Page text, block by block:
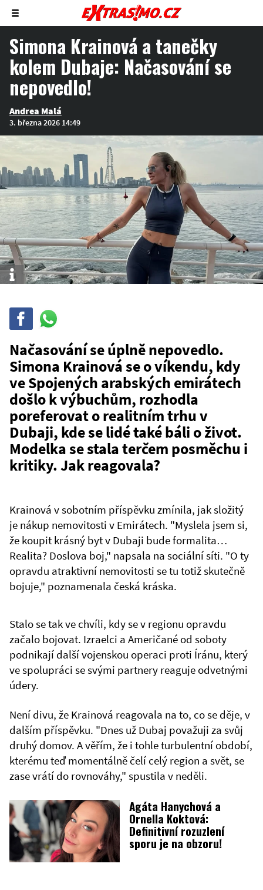
Zobrazit/skrýt
menu
Simona Krainová a tanečky
kolem Dubaje: Načasování se
nepovedlo!
Andrea Malá
3. března 2026 14:49
Info
Sdílej
WhatsAppu
Načasování se úplně nepovedlo.
Simona Krainová se o víkendu, kdy
ve Spojených arabských emirátech
došlo k výbuchům, rozhodla
poreferovat o realitním trhu v
Dubaji, kde se lidé také báli o život.
Modelka se stala terčem posměchu i
kritiky. Jak reagovala?
Krainová v sobotním příspěvku zmínila, jak složitý
je nákup nemovitosti v Emirátech. "Myslela jsem si,
že koupit krásný byt v Dubaji bude formalita…
Realita? Doslova boj," napsala na sociální síti. "O ty
opravdu atraktivní nemovitosti se tu totiž skutečně
bojuje," poznamenala česká kráska.
Stalo se tak ve chvíli, kdy se v regionu opravdu
začalo bojovat. Izraelci a Američané od soboty
podnikají další vojenskou operaci proti Íránu, který
ve spolupráci se svými partnery reaguje odvetnými
údery.
Není divu, že Krainová reagovala na to, co se děje, v
dalším příspěvku. "Dnes už Dubaj považuji za svůj
druhý domov. A věřím, že i tohle turbulentní období,
kterému teď momentálně čelí celý region a svět, se
zase vrátí do rovnováhy," spustila v neděli.
Agáta Hanychová a
Ornella Koktová:
Definitivní rozuzlení
sporu je na obzoru!